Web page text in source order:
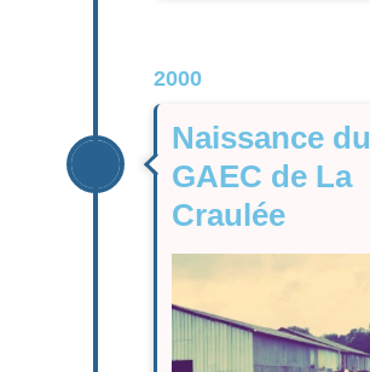
2000
Naissance du
GAEC de La
Craulée